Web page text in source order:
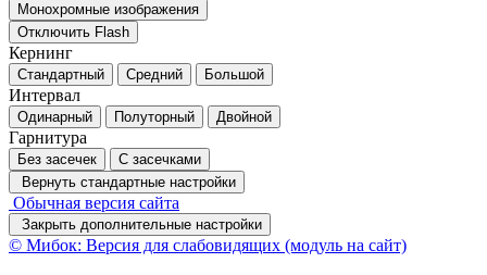
Монохромные изображения
Отключить Flash
Кернинг
Стандартный Средний Большой
Интервал
Одинарный Полуторный Двойной
Гарнитура
Без засечек
С засечками
Вернуть стандартные настройки
Обычная версия сайта
Закрыть дополнительные настройки
© Мибок: Версия для слабовидящих (модуль на сайт)